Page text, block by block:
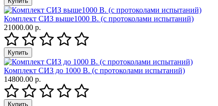
Комплект СИЗ выше1000 В. (с протоколами испытаний)
21000.00 р.
Комплект СИЗ до 1000 В. (с протоколами испытаний)
14800.00 р.